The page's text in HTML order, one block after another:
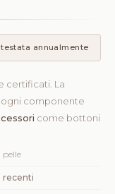
annualmente
certificati. La
ogni componente
come bottoni
recenti